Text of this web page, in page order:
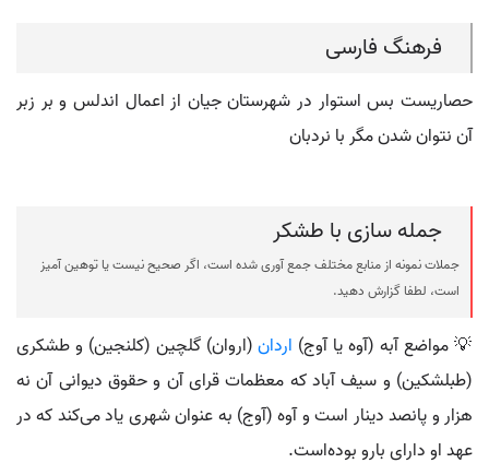
فرهنگ فارسی
حصاریست بس استوار در شهرستان جیان از اعمال اندلس و بر زبر
آن نتوان شدن مگر با نردبان
جمله سازی با طشکر
جملات نمونه از منابع مختلف جمع آوری شده است، اگر صحیح نیست یا توهین آمیز
است، لطفا گزارش دهید.
💡 مواضع آبه (آوه یا آوج) اردان(اروان) گلچین (کلنجین) و طشکری
(طبلشکین) و سیف آباد که معظمات قرای آن و حقوق دیوانی آن نه
هزار و پانصد دینار است و آوه (آوج) به عنوان شهری یاد می‌کند که در
عهد او دارای بارو بوده‌است.